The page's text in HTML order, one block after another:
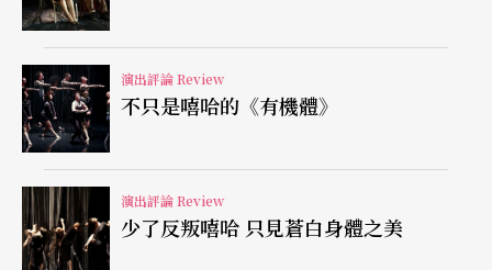
拖混搭上台？但觀眾願意花錢買票（或是感官受
罪），是因為服裝還是音樂？倘在三太子的主場如
廟口或野台，觀眾對本次演出的感受可能還嫌不生
猛，畢竟「沒有『董茲董茲』，怎麼是電音呢？」
而今天在國家音樂廳，不管節目拼貼的是俗文化次
文化還是裡文化，技術與專業層面過不了關，就很
難說服觀眾樂於買單。甚至，當觀眾會干擾於說書
演出評論 Review
不只是嘻哈的《有機體》
演出評論 Review
少了反叛嘻哈 只見蒼白身體之美